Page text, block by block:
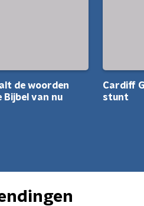
de woorden
van nu
Cardiff
stunt